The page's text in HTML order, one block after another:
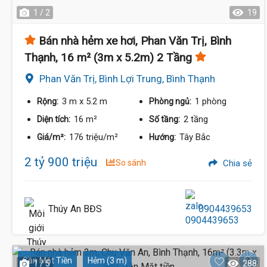
1 / 2 19
Bán nhà hẻm xe hơi, Phan Văn Trị, Bình
Thạnh, 16 m² (3m x 5.2m) 2 Tầng
Phan Văn Trị, Bình Lợi Trung, Bình Thạnh
Rộng: 3 m x 5.2 m Phòng ngủ: 1 phòng
Diện tích: 16 m² Số tầng: 2 tầng
Giá/m²: 176 triệu/m² Hướng: Tây Bắc
2 tỷ 900 triệu So sánh Chia sẻ
Thúy An BĐS 0904439653
Gần Mặt Tiền Hẻm (3 m)
1 / 5 288